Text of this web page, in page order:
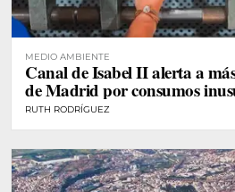
MEDIO AMBIENTE
Canal de Isabel II alerta a
de Madrid por consumos
RUTH RODRÍGUEZ